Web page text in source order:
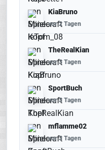
KiaBruno
vor 2 Tagen
TheRealKian
vor 3 Tagen
SportBuch
vor 3 Tagen
mflamme02
vor 3 Tagen